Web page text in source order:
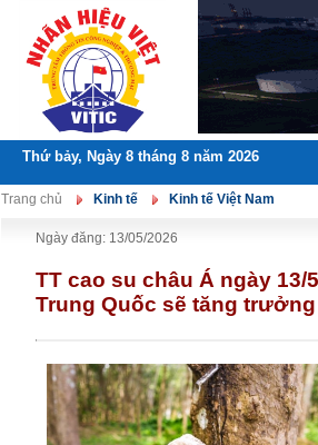
Thứ bảy, Ngày 8 tháng 8 năm 2026
Trang chủ Kinh tế Kinh tế Việt Nam
Ngày đăng: 13/05/2026
TT cao su châu Á ngày
Trung Quốc sẽ tăng